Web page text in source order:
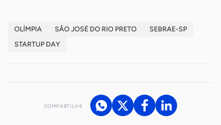
OLÍMPIA SÃO JOSÉ DO RIO PRETO
SEBRAE-SP
STARTUP DAY
COMPARTILHE